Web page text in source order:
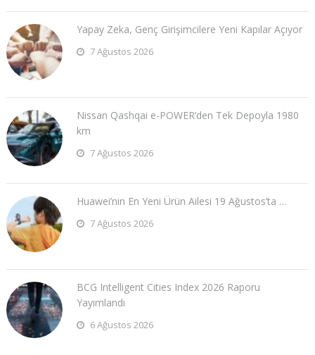
Yapay Zeka, Genç Girişimcilere Yeni Kapılar Açıyor
7 Ağustos 2026
Nissan Qashqai e-POWER’den Tek Depoyla 1980
km
7 Ağustos 2026
Huawei’nin En Yeni Ürün Ailesi 19 Ağustos’ta …
7 Ağustos 2026
BCG Intelligent Cities Index 2026 Raporu
Yayımlandı
6 Ağustos 2026